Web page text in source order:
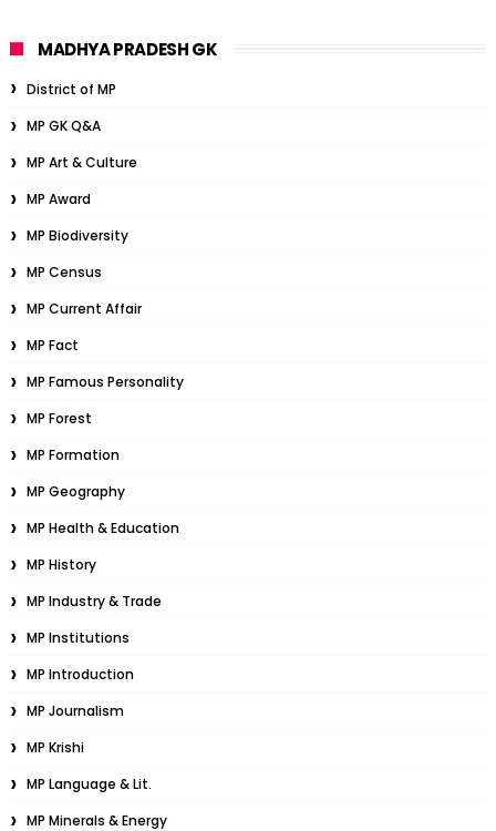
MADHYA PRADESH GK
District of MP
MP GK Q&A
MP Art & Culture
MP Award
MP Biodiversity
MP Census
MP Current Affair
MP Fact
MP Famous Personality
MP Forest
MP Formation
MP Geography
MP Health & Education
MP History
MP Industry & Trade
MP Institutions
MP Introduction
MP Journalism
MP Krishi
MP Language & Lit.
MP Minerals & Energy